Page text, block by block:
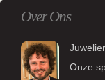
Over Ons
Onze